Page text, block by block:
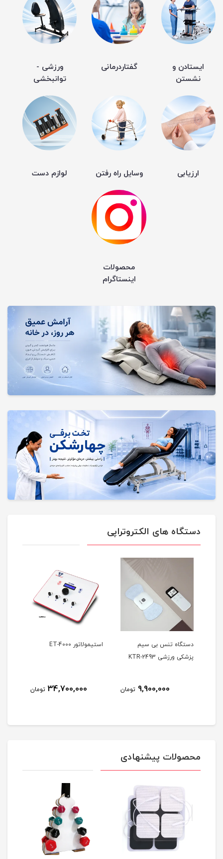
ایستادن و
نشستن
گفتاردرمانی
ورزشی -
توانبخشی
ارزیابی وسایل راه رفتن لوازم دست
محصولات
اینستاگرام
دستگاه های الکتروتراپی
دستگاه تنس بی سیم
پزشکی ورزشی KTR-2493
9,900,000 تومان
استیمولاتور ET-4000
34,700,000 تومان
محصولات پیشنهادی